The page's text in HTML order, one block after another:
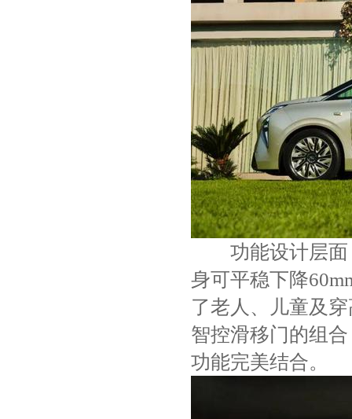
功能设计层面
身可平稳下降
了老人、儿童及
智控滑移门的组
功能完美结合。